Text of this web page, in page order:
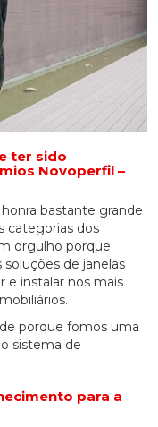
ter sido
Novoperfil –
bastante grande
categorias dos
orgulho porque
de janelas
e instalar nos mais
porque fomos uma
sistema de
para a